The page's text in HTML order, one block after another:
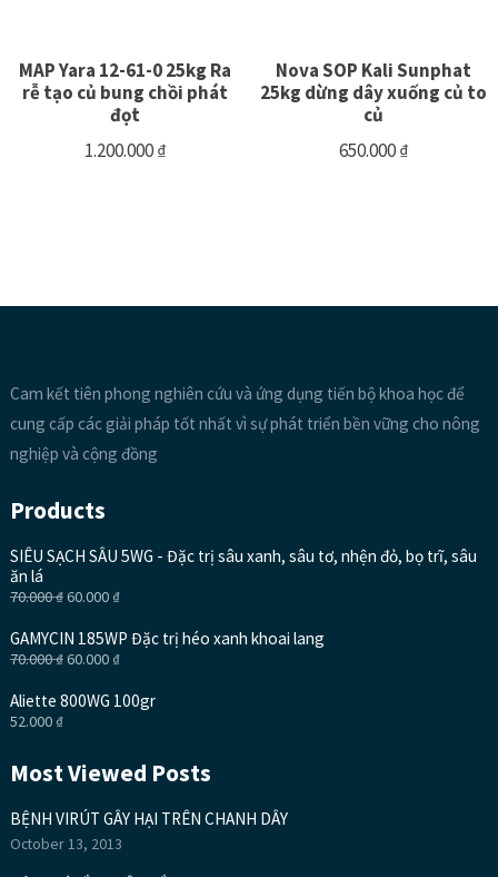
MAP Yara 12-61-0 25kg Ra
rễ tạo củ bung chồi phát
đọt
1.200.000₫
Nova SOP Kali Sunphat
25kg dừng dây xuống củ to
củ
650.000₫
Cam kết tiên phong nghiên cứu và ứng dụng tiến bộ khoa học để
cung cấp các giải pháp tốt nhất vì sự phát triển bền vững cho nông
nghiệp và cộng đồng
Products
SIÊU SẠCH SÂU 5WG - Đặc trị sâu xanh, sâu tơ, nhện đỏ, bọ trĩ, sâu
ăn lá
70.000₫60.000 ₫
GAMYCIN 185WP Đặc trị héo xanh khoai lang
70.000₫60.000 ₫
Aliette 800WG 100gr
52.000 ₫
Most Viewed Posts
BỆNH VIRÚT GÂY HẠI TRÊN CHANH DÂY
October 13, 2013